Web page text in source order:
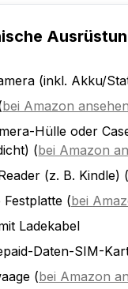
(inkl. Akku/
bei Amazon ansehen
Hülle oder
(bei Amazon
(z. B. Kindle) (
Festplatte (bei
Ladekabel
Daten-SIM-
(bei Amazon